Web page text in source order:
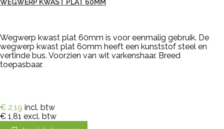
WEGWERP KWAST PLAT 60MM
Wegwerp kwast plat 60mm is voor eenmalig gebruik. De
wegwerp kwast plat 60mm heeft een kunststof steel en
vertinde bus. Voorzien van wit varkenshaar. Breed
toepasbaar.
€ 2,19 incl. btw
€ 1,81 excl. btw